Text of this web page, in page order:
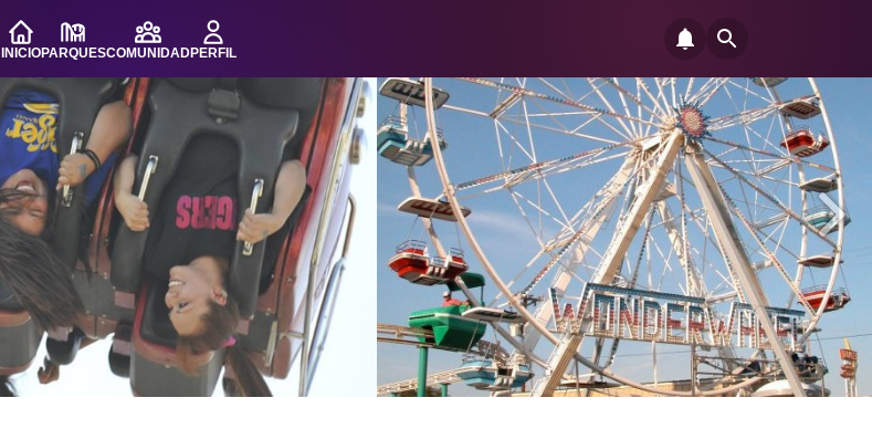
INICIOPARQUESCOMUNIDADPERFIL